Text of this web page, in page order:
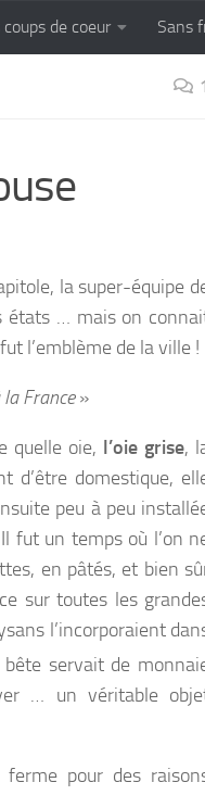
coups de coeur Sans
la super-équipe
états … mais on
l’emblème de la ville !
la France»
quelle oie, l’oie grise,
d’être domestique,
peu à peu
fut un temps où l’on
en pâtés, et bien
sur toutes les
l’incorporaient
bête servait de
… un véritable
pour des